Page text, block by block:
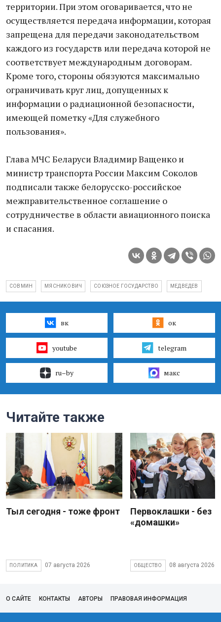
территории. При этом оговаривается, что не
осуществляется передача информации, которая
запрещена для передачи законодательством
каждого из государств или передача которой не
соответствует международным договорам.
Кроме того, стороны обязуются максимально
ограничивать круг лиц, допущенных к
информации о радиационной безопасности,
имеющей пометку «Для служебного
пользования».
Глава МЧС Беларуси Владимир Ващенко и
министр транспорта России Максим Соколов
подписали также белорусско-российское
межправительственное соглашение о
сотрудничестве в области авиационного поиска
и спасания.
СОВМИН МЯСНИКОВИЧ СОЮЗНОЕ ГОСУДАРСТВО МЕДВЕДЕВ
вк ок
youtube telegram
ru–by макс
Читайте также
Тыл сегодня - тоже фронт
ПОЛИТИКА 07 августа 2026
Первоклашки - без
«домашки»
ОБЩЕСТВО 08 августа 2026
О САЙТЕ КОНТАКТЫ АВТОРЫ ПРАВОВАЯ ИНФОРМАЦИЯ